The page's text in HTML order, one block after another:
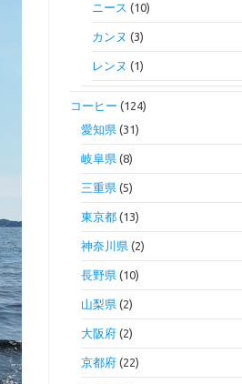
ニース (10)
カンヌ (3)
レンヌ (1)
コーヒー (124)
愛知県(31)
岐阜県(8)
三重県(5)
東京都(13)
神奈川県(2)
長野県(10)
山梨県(2)
大阪府(2)
京都府(22)